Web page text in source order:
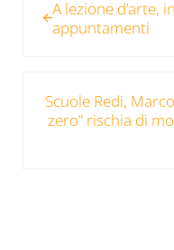
A lezione d’arte,
appuntamenti
Scuole Redi,
zero” rischia di